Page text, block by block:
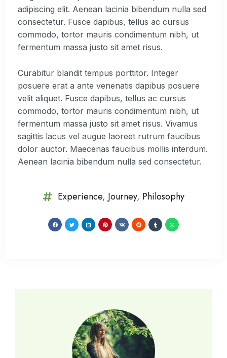
adipiscing elit. Aenean lacinia bibendum nulla sed
consectetur. Fusce dapibus, tellus ac cursus
commodo, tortor mauris condimentum nibh, ut
fermentum massa justo sit amet risus.
Curabitur blandit tempus porttitor. Integer
posuere erat a ante venenatis dapibus posuere
velit aliquet. Fusce dapibus, tellus ac cursus
commodo, tortor mauris condimentum nibh, ut
fermentum massa justo sit amet risus. Vivamus
sagittis lacus vel augue laoreet rutrum faucibus
dolor auctor. Maecenas faucibus mollis interdum.
Aenean lacinia bibendum nulla sed consectetur.
Experience, Journey, Philosophy